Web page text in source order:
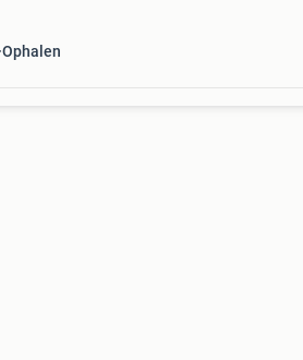
Ophalen